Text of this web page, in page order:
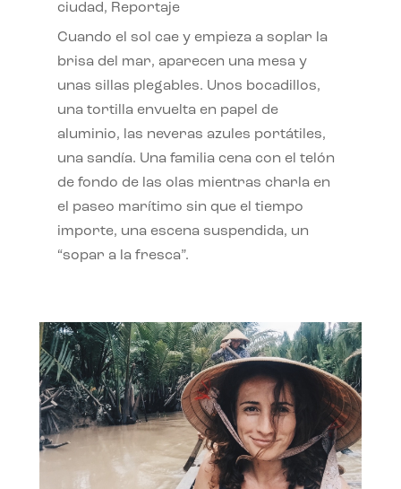
ciudad, Reportaje
Cuando el sol cae y empieza a soplar la
brisa del mar, aparecen una mesa y
unas sillas plegables. Unos bocadillos,
una tortilla envuelta en papel de
aluminio, las neveras azules portátiles,
una sandía. Una familia cena con el telón
de fondo de las olas mientras charla en
el paseo marítimo sin que el tiempo
importe, una escena suspendida, un
“sopar a la fresca”.